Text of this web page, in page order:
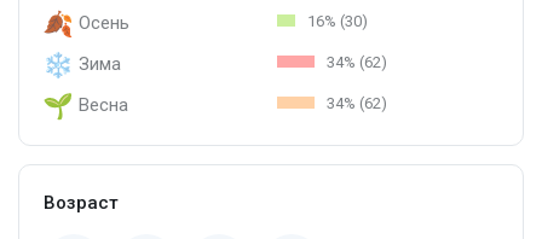
Осень 16% (30)
Зима 34% (62)
Весна 34% (62)
Возраст